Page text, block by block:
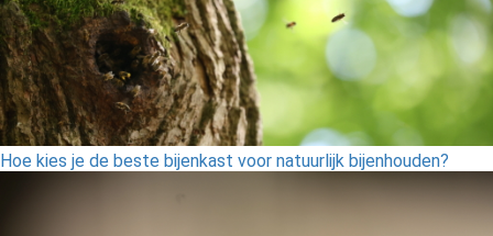
Hoe kies je de beste bijenkast voor natuurlijk bijenhouden?